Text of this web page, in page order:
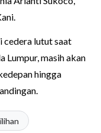
cedera lutut saat
Lumpur, masih akan
hingga